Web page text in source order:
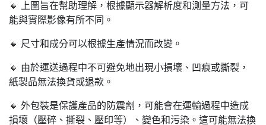
🔸 上圖旨在幫助理解，根據顯示器解析度和測量方法，可
能與實際影像有所不同。
🔸 尺寸和成分可以根據生產情況而改變。
🔸 由於運送過程中不可避免地出現小損壞、凹痕或撕裂，
紙製品無法換貨或退款。
🔸 外包裝是保護產品的防震劑，可能會在運輸過程中造成
損壞（壓碎、撕裂、壓印等）、變色和污染。這可能無法換